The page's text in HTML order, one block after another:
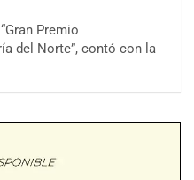
Premio
del Norte”, contó con la